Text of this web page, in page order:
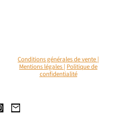
Conditions générales de vente |
Mentions légales | Politique de
confidentialité